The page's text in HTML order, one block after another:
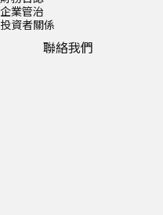
企業管治
投資者關係
聯絡我們